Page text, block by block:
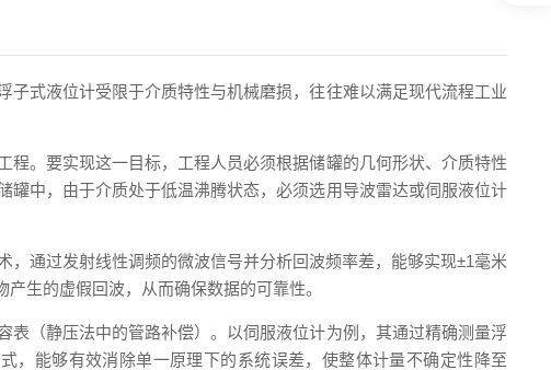
式液位计受限于介质特性与机械磨损，往往难以满足现代流程工业
。要实现这一目标，工程人员必须根据储罐的几何形状、介质特性
罐中，由于介质处于低温沸腾状态，必须选用导波雷达或伺服液位计
通过发射线性调频的微波信号并分析回波频率差，能够实现±1毫米
生的虚假回波，从而确保数据的可靠性。
（静压法中的管路补偿）。以伺服液位计为例，其通过精确测量浮
，能够有效消除单一原理下的系统误差，使整体计量不确定性降至